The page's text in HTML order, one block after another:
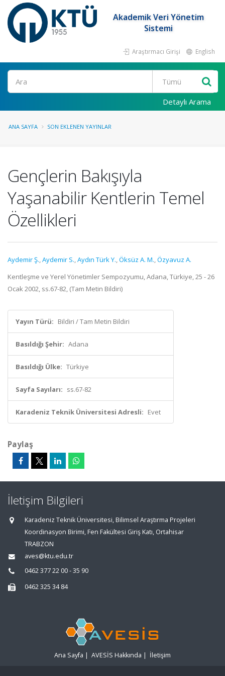
Akademik Veri Yönetim
Sistemi
Araştırmacı Girişi English
Ara
Detaylı Arama
ANA SAYFA SON EKLENEN YAYINLAR
Gençlerin Bakışıyla
Yaşanabilir Kentlerin Temel
Özellikleri
Aydemir Ş.,Aydemir S.,Aydın Türk Y.,Öksüz A. M.,Özyavuz A.
Kentleşme ve Yerel Yönetimler Sempozyumu, Adana, Türkiye, 25 - 26
Ocak 2002, ss.67-82, (Tam Metin Bildiri)
Yayın Türü: Bildiri / Tam Metin Bildiri
Basıldığı Şehir: Adana
Basıldığı Ülke: Türkiye
Sayfa Sayıları: ss.67-82
Karadeniz Teknik Üniversitesi Adresli: Evet
Paylaş
İletişim Bilgileri
Karadeniz Teknik Üniversitesi, Bilimsel Araştırma Projeleri
Koordinasyon Birimi, Fen Fakültesi Giriş Katı, Ortahisar
TRABZON
aves@ktu.edu.tr
0462 377 22 00 - 35 90
0462 325 34 84
Ana Sayfa | AVESİS Hakkında | İletişim